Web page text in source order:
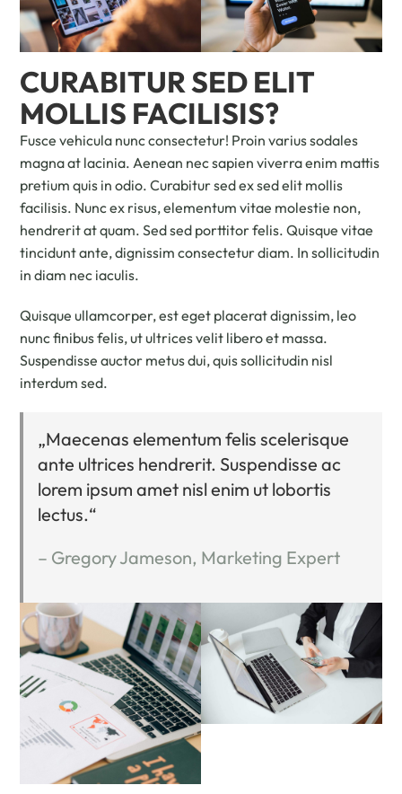
CURABITUR SED ELIT
MOLLIS FACILISIS?
Fusce vehicula nunc consectetur! Proin varius sodales
magna at lacinia. Aenean nec sapien viverra enim mattis
pretium quis in odio. Curabitur sed ex sed elit mollis
facilisis. Nunc ex risus, elementum vitae molestie non,
hendrerit at quam. Sed sed porttitor felis. Quisque vitae
tincidunt ante, dignissim consectetur diam. In sollicitudin
in diam nec iaculis.
Quisque ullamcorper, est eget placerat dignissim, leo
nunc finibus felis, ut ultrices velit libero et massa.
Suspendisse auctor metus dui, quis sollicitudin nisl
interdum sed.
„Maecenas elementum felis scelerisque
ante ultrices hendrerit. Suspendisse ac
lorem ipsum amet nisl enim ut lobortis
lectus.“
– Gregory Jameson, Marketing Expert